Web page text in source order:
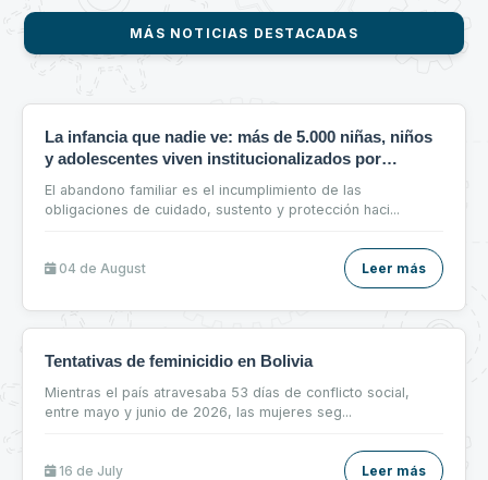
MÁS NOTICIAS DESTACADAS
La infancia que nadie ve: más de 5.000 niñas, niños
y adolescentes viven institucionalizados por
El abandono familiar es el incumplimiento de las
obligaciones de cuidado, sustento y protección haci...
04 de August Leer más
Tentativas de feminicidio en Bolivia
Mientras el país atravesaba 53 días de conflicto social,
entre mayo y junio de 2026, las mujeres seg...
16 de July Leer más